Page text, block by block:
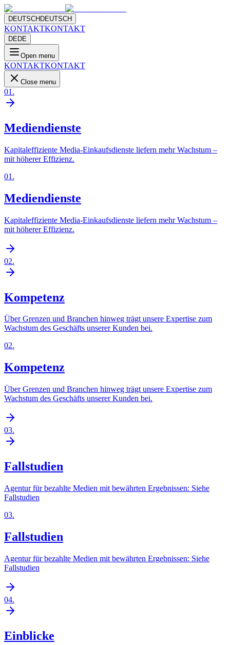
DEUTSCH DEUTSCH
KONTAKTKONTAKT
DEDE
Open menu
KONTAKTKONTAKT
Close menu
01 .
Mediendienste
Kapitaleffiziente Media-Einkaufsdienste liefern mehr Wachstum –
mit höherer Effizienz.
01 .
Mediendienste
Kapitaleffiziente Media-Einkaufsdienste liefern mehr Wachstum –
mit höherer Effizienz.
02.
Kompetenz
Über Grenzen und Branchen hinweg trägt unsere Expertise zum
Wachstum des Geschäfts unserer Kunden bei.
02.
Kompetenz
Über Grenzen und Branchen hinweg trägt unsere Expertise zum
Wachstum des Geschäfts unserer Kunden bei.
03.
Fallstudien
Agentur für bezahlte Medien mit bewährten Ergebnissen: Siehe
Fallstudien
03.
Fallstudien
Agentur für bezahlte Medien mit bewährten Ergebnissen: Siehe
Fallstudien
04.
Einblicke